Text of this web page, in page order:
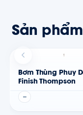
Sản phẩm
Bơm Thùng Phuy
Finish Thompson
—